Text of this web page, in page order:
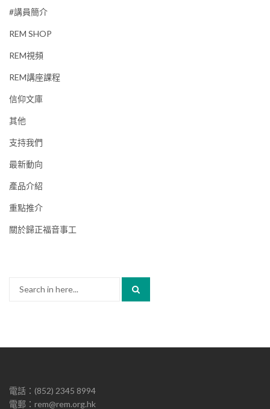
#講員簡介
REM SHOP
REM視頻
REM講座課程
信仰文庫
其他
支持我們
最新動向
產品介紹
重點推介
關於歸正福音事工
電話：(852) 2345 8994
電郵：rem@rem.org.hk